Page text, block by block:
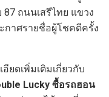
ถนนเสรีไทย แขวง
กาศรายชื่อผู้โชคดีครั้ง
ยดเพิ่มเติมเกี่ยวกับ
Lucky ซื้อรถฮอน